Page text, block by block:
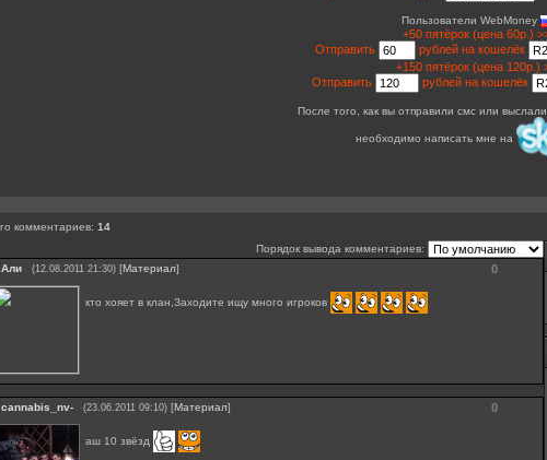
Пользователи WebMoney
+50 пятёрок (цена 60р.)
Отправить
рублей на кошелёк
+150 пятёрок (цена 120р.)
Отправить
рублей на кошелёк
После того, как вы отправили смс или
необходимо написать мне на
комментариев: 14
Порядок вывода комментариев:
0
Али (12.08.2011 21:30) [Материал]
кто хояет в клан,Заходите ищу много игроков
0
cannabis_nv- (23.06.2011 09:10) [Материал]
аш 10 звёзд